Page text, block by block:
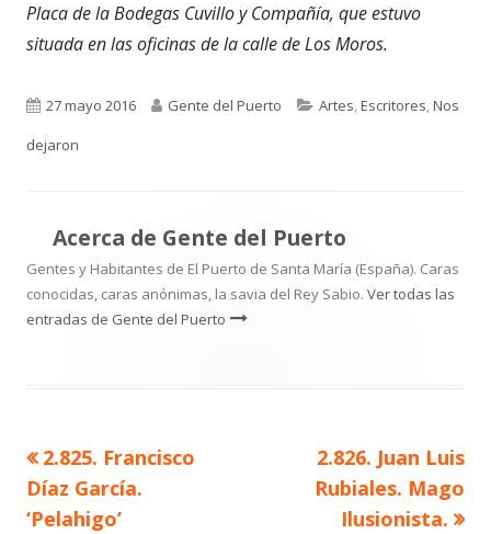
Placa de la Bodegas Cuvillo y Compañía, que estuvo
situada en las oficinas de la calle de Los Moros.
Publicado
el
27 mayo 2016 Autor
Gente del Puerto Categorías
Artes,Escritores,Nos
dejaron
Acerca de Gente del Puerto
Gentes y Habitantes de El Puerto de Santa María (España). Caras
conocidas, caras anónimas, la savia del Rey Sabio. Ver todas las
entradas de Gente del Puerto
Navegación
de
Artículo
anterior
2.825. Francisco
Díaz García.
‘Pelahigo’
Artículo
siguiente
2.826. Juan Luis
Rubiales. Mago
Ilusionista.